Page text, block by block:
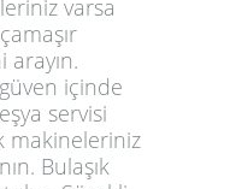
varsa
güven içinde
servisi
makineleriniz
Bulaşık